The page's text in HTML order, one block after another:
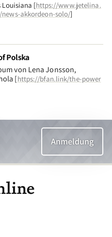
Louisiana [https://www.jetelina.
akkordeon-solo/]
Polska
von Lena Jonsson,
[https://bfan.link/the-power
Anmeldung